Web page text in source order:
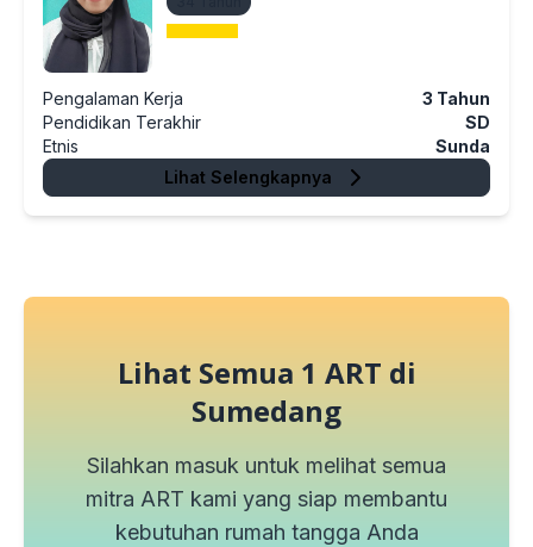
Pengalaman Kerja 3 Tahun
Pendidikan Terakhir
SD
Etnis
Sunda
Lihat Selengkapnya
Lihat Semua 1 ART di
Sumedang
Silahkan masuk untuk melihat semua
mitra ART kami yang siap membantu
kebutuhan rumah tangga Anda